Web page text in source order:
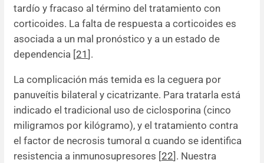
tardío y fracaso al término del tratamiento con
corticoides. La falta de respuesta a corticoides es
asociada a un mal pronóstico y a un estado de
dependencia [21 ].
La complicación más temida es la ceguera por
panuveítis bilateral y cicatrizante. Para tratarla está
indicado el tradicional uso de ciclosporina (cinco
miligramos por kilógramo), y el tratamiento contra
el factor de necrosis tumoral α cuando se identifica
resistencia a inmunosupresores [22]. Nuestra